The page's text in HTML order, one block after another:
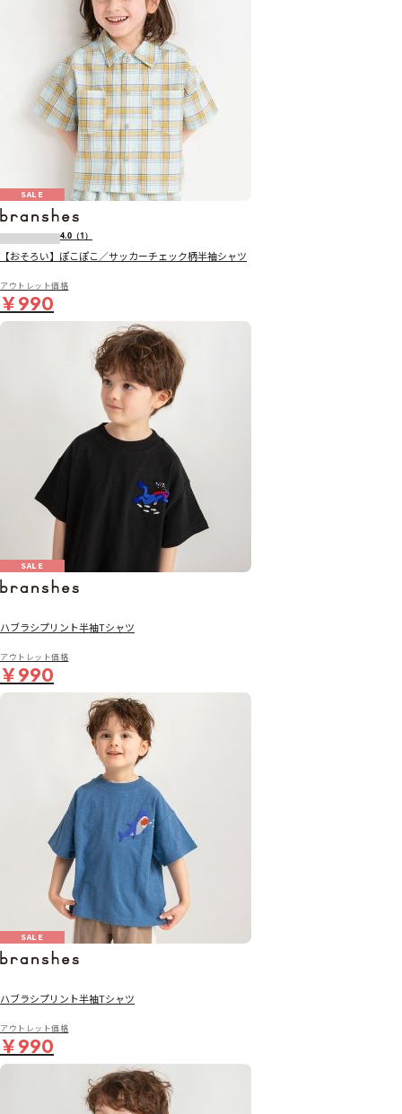
SALE
4.0 （1）
【おそろい】ぽこぽこ／サッカーチェック柄半袖シャツ
アウトレット価格
￥990
SALE
ハブラシプリント半袖Tシャツ
アウトレット価格
￥990
SALE
ハブラシプリント半袖Tシャツ
アウトレット価格
￥990